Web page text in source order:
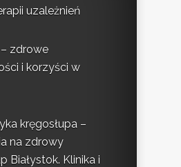
uzależnień
zdrowe
i korzyści w
kręgosłupa –
na zdrowy
Białystok. Klinika i